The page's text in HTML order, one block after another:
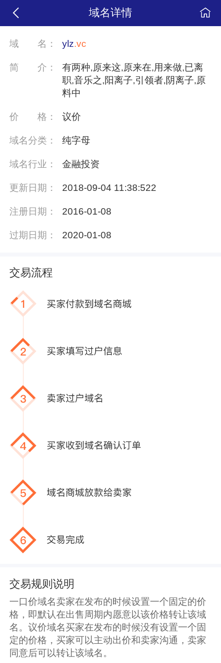
域名详情
域名： ylz.vc
简 介：
有两种,原来这,原来在,用来做,已离
职,音乐之,阳离子,引领者,阴离子,原
料中
价格： 议价
域名分类： 纯字母
域名行业： 金融投资
更新日期： 2018-09-04 11:38:522
注册日期： 2016-01-08
过期日期： 2020-01-08
交易流程
交易规则说明
一口价域名卖家在发布的时候设置一个固定的价
格，即默认在出售周期内愿意以该价格转让该域
名。议价域名买家在发布的时候没有设置一个固
定的价格，买家可以主动出价和卖家沟通，卖家
同意后可以转让该域名。